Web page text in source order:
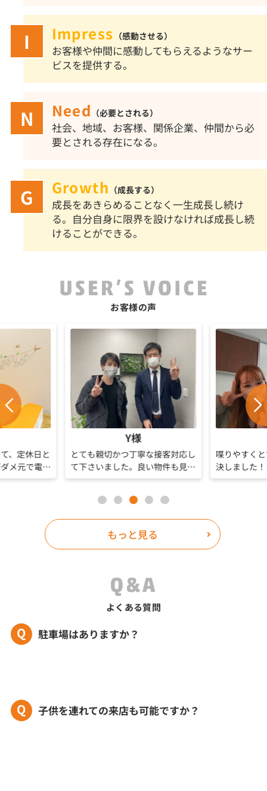
Impress （感動させる）
お客様や仲間に感動してもらえるようなサー
ビスを提供する。
Need （必要とされる）
社会、地域、お客様、関係企業、仲間から必
要とされる存在になる。
Growth （成長する）
成長をあきらめることなく一生成長し続け
る。自分自身に限界を設けなければ成長し続
けることができる。
お客様の声
、定休日と
メ元で電話
みにも関わ
かったのも
なく、プラ
すごく有り
らった気持
ん。
Y様
とても親切かつ丁寧な接客対応し
て下さいました。良い物件も見つ
かり、大満足です。次も機会があ
喋りやすく
決しました
何件も回っ
もっと見る
よくある質問
Q 駐車場はありますか？
Q 子供を連れての来店も可能ですか？